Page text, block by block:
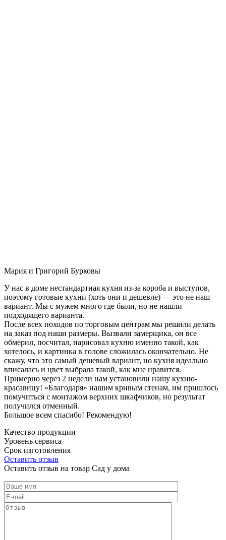
Мария и Григорий Бурковы
У нас в доме нестандартная кухня из-за короба и выступов,
поэтому готовые кухни (хоть они и дешевле) — это не наш
вариант. Мы с мужем много где были, но не нашли
подходящего варианта.
После всех походов по торговым центрам мы решили делать
на заказ под наши размеры. Вызвали замерщика, он все
обмерил, посчитал, нарисовал кухню именно такой, как
хотелось, и картинка в голове сложилась окончательно. Не
скажу, что это самый дешевый вариант, но кухня идеально
вписалась и цвет выбрала такой, как мне нравится.
Примерно через 2 недели нам установили нашу кухню-
красавицу! «Благодаря» нашим кривым стенам, им пришлось
помучиться с монтажом верхних шкафчиков, но результат
получился отменный.
Большое всем спасибо! Рекомендую!
Качество продукции
Уровень сервиса
Срок изготовления
Оставить отзыв
Оставить отзыв на товар Сад у дома